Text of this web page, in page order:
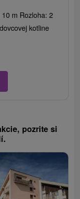
m Rozloha: 2
kotline
pozrite si